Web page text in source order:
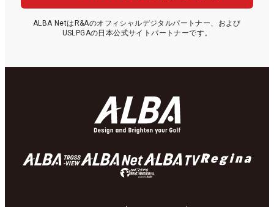
ALBA NetはR&Aのオフィシャルデジタルパートナー、および
USLPGAの日本公式サイトパートナーです。